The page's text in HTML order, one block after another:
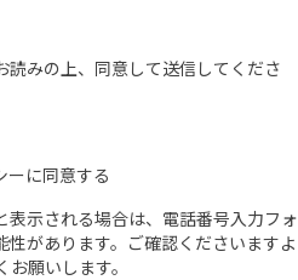
みの上、同意して送信してくださ
に同意する
示される場合は、電話番号入力フォ
があります。ご確認くださいますよ
お願いします。